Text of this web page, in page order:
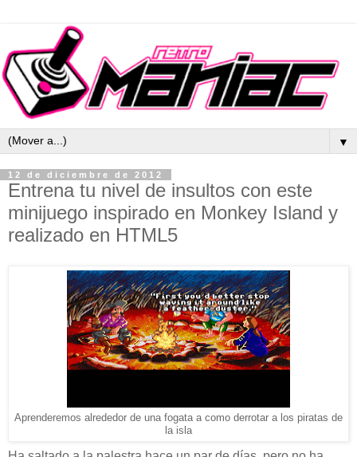
▼
12 de diciembre de 2012
Entrena tu nivel de insultos con este
minijuego inspirado en Monkey Island y
realizado en HTML5
Aprenderemos alrededor de una fogata a como derrotar a los piratas de
la isla